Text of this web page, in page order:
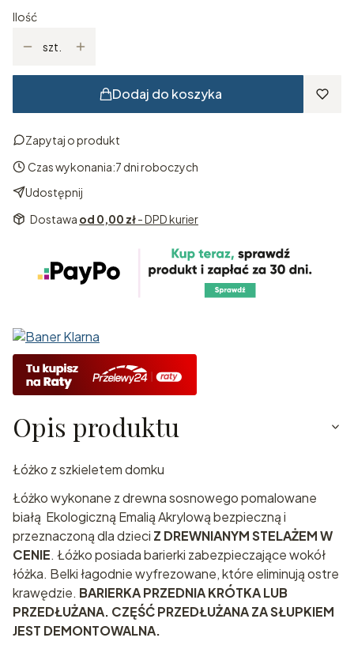
Ilość
szt.
Dodaj do koszyka
Zapytaj o produkt
Czas wykonania:7 dni roboczych
Udostępnij
Dostawa od 0,00 zł- DPD kurier
Opis produktu
Łóżko z szkieletem domku
Łóżko wykonane z drewna sosnowego pomalowane
białą Ekologiczną Emalią Akrylową bezpieczną i
przeznaczoną dla dzieci Z DREWNIANYM STELAŻEM W
CENIE. Łóżko posiada barierki zabezpieczające wokół
łóżka. Belki łagodnie wyfrezowane, które eliminują ostre
krawędzie. BARIERKA PRZEDNIA KRÓTKA LUB
PRZEDŁUŻANA. CZĘŚĆ PRZEDŁUŻANA ZA SŁUPKIEM
JEST DEMONTOWALNA.